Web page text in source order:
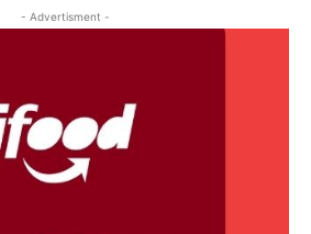
- Advertisment -